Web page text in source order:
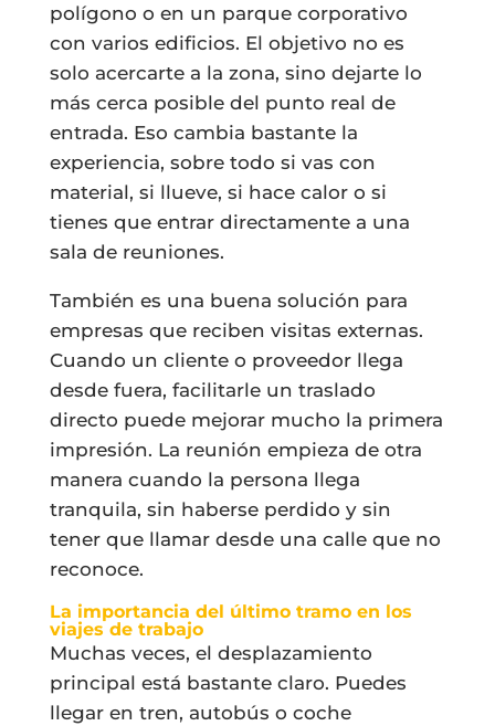
polígono o en un parque corporativo
con varios edificios. El objetivo no es
solo acercarte a la zona, sino dejarte lo
más cerca posible del punto real de
entrada. Eso cambia bastante la
experiencia, sobre todo si vas con
material, si llueve, si hace calor o si
tienes que entrar directamente a una
sala de reuniones.
También es una buena solución para
empresas que reciben visitas externas.
Cuando un cliente o proveedor llega
desde fuera, facilitarle un traslado
directo puede mejorar mucho la primera
impresión. La reunión empieza de otra
manera cuando la persona llega
tranquila, sin haberse perdido y sin
tener que llamar desde una calle que no
reconoce.
La importancia del último tramo en los
viajes de trabajo
Muchas veces, el desplazamiento
principal está bastante claro. Puedes
llegar en tren, autobús o coche